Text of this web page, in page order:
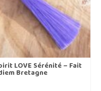
LOVE Sérénité – Fait
Bretagne